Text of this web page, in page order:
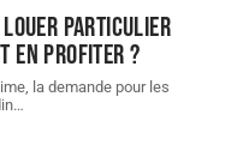
louer particulier
en profiter ?
la demande pour les
…